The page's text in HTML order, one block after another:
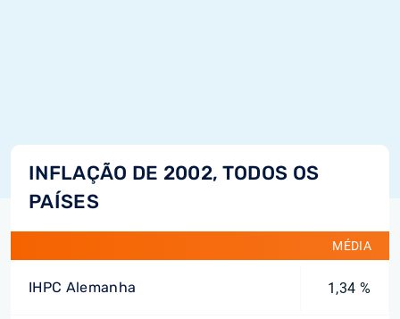
INFLAÇÃO DE 2002, TODOS OS
PAÍSES
MÉDIA
IHPC Alemanha 1,34 %